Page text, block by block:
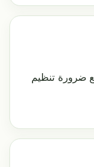
ضرورة تنظيم